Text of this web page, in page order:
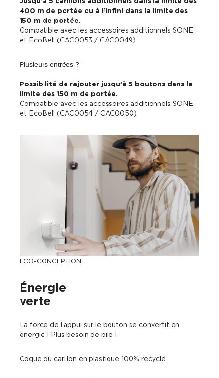
400 m de portée ou à l’infini dans la limite des
150 m de portée.
Compatible avec les accessoires additionnels SONE
et EcoBell (CAC0053 / CAC0049)
Plusieurs entrées ?
Possibilité de rajouter jusqu’à 5 boutons dans la
limite des 150 m de portée.
Compatible avec les accessoires additionnels SONE
et EcoBell (CAC0054 / CAC0050)
ÉCO-CONCEPTION
Énergie
verte
La force de l’appui sur le bouton se convertit en
énergie ! Plus besoin de pile !
Coque du carillon en plastique 100% recyclé.